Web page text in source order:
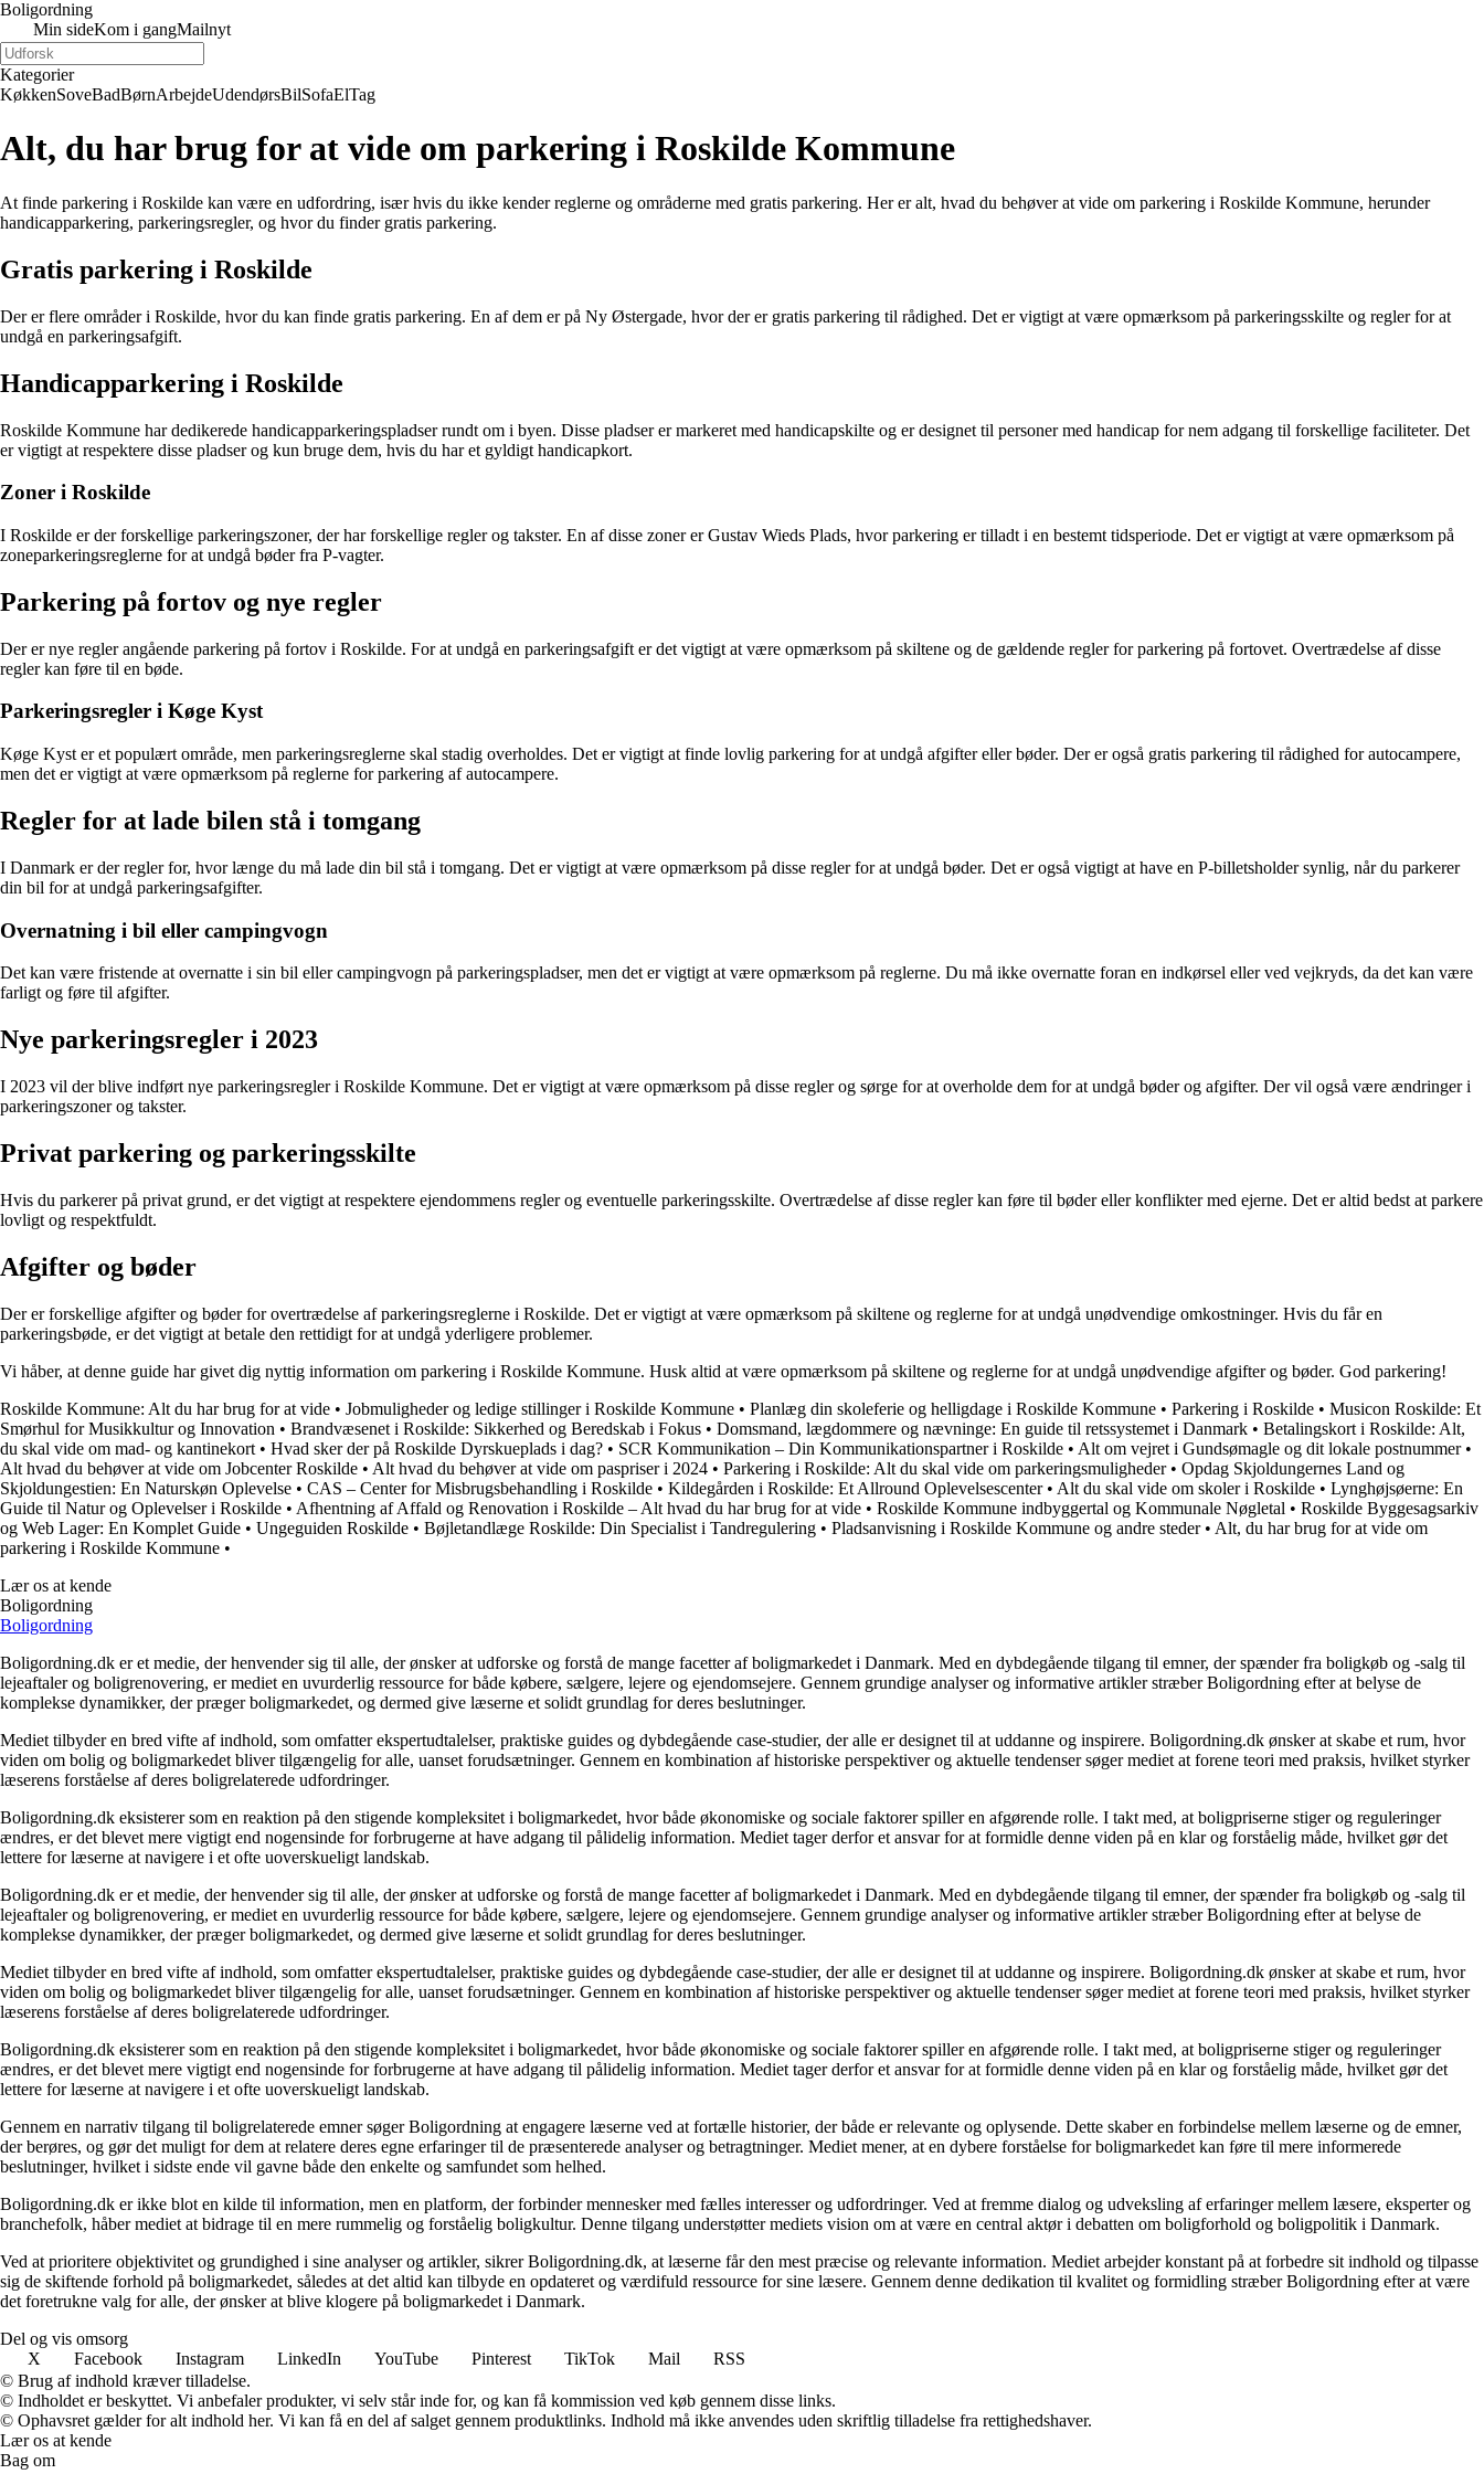
Boligordning
Min sideKom i gangMailnyt
Kategorier
KøkkenSoveBadBørnArbejdeUdendørsBilSofaElTag
Alt, du har brug for at vide om parkering i Roskilde Kommune
At finde parkering i Roskilde kan være en udfordring, især hvis du ikke kender reglerne og områderne med gratis parkering. Her er alt, hvad du behøver at vide om parkering i Roskilde Kommune, herunder
handicapparkering, parkeringsregler, og hvor du finder gratis parkering.
Gratis parkering i Roskilde
Der er flere områder i Roskilde, hvor du kan finde gratis parkering. En af dem er på Ny Østergade, hvor der er gratis parkering til rådighed. Det er vigtigt at være opmærksom på parkeringsskilte og regler for at
undgå en parkeringsafgift.
Handicapparkering i Roskilde
Roskilde Kommune har dedikerede handicapparkeringspladser rundt om i byen. Disse pladser er markeret med handicapskilte og er designet til personer med handicap for nem adgang til forskellige faciliteter. Det
er vigtigt at respektere disse pladser og kun bruge dem, hvis du har et gyldigt handicapkort.
Zoner i Roskilde
I Roskilde er der forskellige parkeringszoner, der har forskellige regler og takster. En af disse zoner er Gustav Wieds Plads, hvor parkering er tilladt i en bestemt tidsperiode. Det er vigtigt at være opmærksom på
zoneparkeringsreglerne for at undgå bøder fra P-vagter.
Parkering på fortov og nye regler
Der er nye regler angående parkering på fortov i Roskilde. For at undgå en parkeringsafgift er det vigtigt at være opmærksom på skiltene og de gældende regler for parkering på fortovet. Overtrædelse af disse
regler kan føre til en bøde.
Parkeringsregler i Køge Kyst
Køge Kyst er et populært område, men parkeringsreglerne skal stadig overholdes. Det er vigtigt at finde lovlig parkering for at undgå afgifter eller bøder. Der er også gratis parkering til rådighed for autocampere,
men det er vigtigt at være opmærksom på reglerne for parkering af autocampere.
Regler for at lade bilen stå i tomgang
I Danmark er der regler for, hvor længe du må lade din bil stå i tomgang. Det er vigtigt at være opmærksom på disse regler for at undgå bøder. Det er også vigtigt at have en P-billetsholder synlig, når du parkerer
din bil for at undgå parkeringsafgifter.
Overnatning i bil eller campingvogn
Det kan være fristende at overnatte i sin bil eller campingvogn på parkeringspladser, men det er vigtigt at være opmærksom på reglerne. Du må ikke overnatte foran en indkørsel eller ved vejkryds, da det kan være
farligt og føre til afgifter.
Nye parkeringsregler i 2023
I 2023 vil der blive indført nye parkeringsregler i Roskilde Kommune. Det er vigtigt at være opmærksom på disse regler og sørge for at overholde dem for at undgå bøder og afgifter. Der vil også være ændringer i
parkeringszoner og takster.
Privat parkering og parkeringsskilte
Hvis du parkerer på privat grund, er det vigtigt at respektere ejendommens regler og eventuelle parkeringsskilte. Overtrædelse af disse regler kan føre til bøder eller konflikter med ejerne. Det er altid bedst at parkere
lovligt og respektfuldt.
Afgifter og bøder
Der er forskellige afgifter og bøder for overtrædelse af parkeringsreglerne i Roskilde. Det er vigtigt at være opmærksom på skiltene og reglerne for at undgå unødvendige omkostninger. Hvis du får en
parkeringsbøde, er det vigtigt at betale den rettidigt for at undgå yderligere problemer.
Vi håber, at denne guide har givet dig nyttig information om parkering i Roskilde Kommune. Husk altid at være opmærksom på skiltene og reglerne for at undgå unødvendige afgifter og bøder. God parkering!
Roskilde Kommune: Alt du har brug for at vide • Jobmuligheder og ledige stillinger i Roskilde Kommune • Planlæg din skoleferie og helligdage i Roskilde Kommune • Parkering i Roskilde • Musicon Roskilde: Et
Smørhul for Musikkultur og Innovation • Brandvæsenet i Roskilde: Sikkerhed og Beredskab i Fokus • Domsmand, lægdommere og nævninge: En guide til retssystemet i Danmark • Betalingskort i Roskilde: Alt,
du skal vide om mad- og kantinekort • Hvad sker der på Roskilde Dyrskueplads i dag? • SCR Kommunikation – Din Kommunikationspartner i Roskilde • Alt om vejret i Gundsømagle og dit lokale postnummer•
Alt hvad du behøver at vide om Jobcenter Roskilde • Alt hvad du behøver at vide om paspriser i 2024 • Parkering i Roskilde: Alt du skal vide om parkeringsmuligheder• Opdag Skjoldungernes Land og
Skjoldungestien: En Naturskøn Oplevelse • CAS – Center for Misbrugsbehandling i Roskilde • Kildegården i Roskilde: Et Allround Oplevelsescenter• Alt du skal vide om skoler i Roskilde • Lynghøjsøerne: En
Guide til Natur og Oplevelser i Roskilde • Afhentning af Affald og Renovation i Roskilde – Alt hvad du har brug for at vide • Roskilde Kommune indbyggertal og Kommunale Nøgletal • Roskilde Byggesagsarkiv
og Web Lager: En Komplet Guide • Ungeguiden Roskilde • Bøjletandlæge Roskilde: Din Specialist i Tandregulering • Pladsanvisning i Roskilde Kommune og andre steder• Alt, du har brug for at vide om
parkering i Roskilde Kommune •
Lær os at kende
Boligordning
Boligordning
Boligordning.dk er et medie, der henvender sig til alle, der ønsker at udforske og forstå de mange facetter af boligmarkedet i Danmark. Med en dybdegående tilgang til emner, der spænder fra boligkøb og -salg til
lejeaftaler og boligrenovering, er mediet en uvurderlig ressource for både købere, sælgere, lejere og ejendomsejere. Gennem grundige analyser og informative artikler stræber Boligordning efter at belyse de
komplekse dynamikker, der præger boligmarkedet, og dermed give læserne et solidt grundlag for deres beslutninger.
Mediet tilbyder en bred vifte af indhold, som omfatter ekspertudtalelser, praktiske guides og dybdegående case-studier, der alle er designet til at uddanne og inspirere. Boligordning.dk ønsker at skabe et rum, hvor
viden om bolig og boligmarkedet bliver tilgængelig for alle, uanset forudsætninger. Gennem en kombination af historiske perspektiver og aktuelle tendenser søger mediet at forene teori med praksis, hvilket styrker
læserens forståelse af deres boligrelaterede udfordringer.
Boligordning.dk eksisterer som en reaktion på den stigende kompleksitet i boligmarkedet, hvor både økonomiske og sociale faktorer spiller en afgørende rolle. I takt med, at boligpriserne stiger og reguleringer
ændres, er det blevet mere vigtigt end nogensinde for forbrugerne at have adgang til pålidelig information. Mediet tager derfor et ansvar for at formidle denne viden på en klar og forståelig måde, hvilket gør det
lettere for læserne at navigere i et ofte uoverskueligt landskab.
Boligordning.dk er et medie, der henvender sig til alle, der ønsker at udforske og forstå de mange facetter af boligmarkedet i Danmark. Med en dybdegående tilgang til emner, der spænder fra boligkøb og -salg til
lejeaftaler og boligrenovering, er mediet en uvurderlig ressource for både købere, sælgere, lejere og ejendomsejere. Gennem grundige analyser og informative artikler stræber Boligordning efter at belyse de
komplekse dynamikker, der præger boligmarkedet, og dermed give læserne et solidt grundlag for deres beslutninger.
Mediet tilbyder en bred vifte af indhold, som omfatter ekspertudtalelser, praktiske guides og dybdegående case-studier, der alle er designet til at uddanne og inspirere. Boligordning.dk ønsker at skabe et rum, hvor
viden om bolig og boligmarkedet bliver tilgængelig for alle, uanset forudsætninger. Gennem en kombination af historiske perspektiver og aktuelle tendenser søger mediet at forene teori med praksis, hvilket styrker
læserens forståelse af deres boligrelaterede udfordringer.
Boligordning.dk eksisterer som en reaktion på den stigende kompleksitet i boligmarkedet, hvor både økonomiske og sociale faktorer spiller en afgørende rolle. I takt med, at boligpriserne stiger og reguleringer
ændres, er det blevet mere vigtigt end nogensinde for forbrugerne at have adgang til pålidelig information. Mediet tager derfor et ansvar for at formidle denne viden på en klar og forståelig måde, hvilket gør det
lettere for læserne at navigere i et ofte uoverskueligt landskab.
Gennem en narrativ tilgang til boligrelaterede emner søger Boligordning at engagere læserne ved at fortælle historier, der både er relevante og oplysende. Dette skaber en forbindelse mellem læserne og de emner,
der berøres, og gør det muligt for dem at relatere deres egne erfaringer til de præsenterede analyser og betragtninger. Mediet mener, at en dybere forståelse for boligmarkedet kan føre til mere informerede
beslutninger, hvilket i sidste ende vil gavne både den enkelte og samfundet som helhed.
Boligordning.dk er ikke blot en kilde til information, men en platform, der forbinder mennesker med fælles interesser og udfordringer. Ved at fremme dialog og udveksling af erfaringer mellem læsere, eksperter og
branchefolk, håber mediet at bidrage til en mere rummelig og forståelig boligkultur. Denne tilgang understøtter mediets vision om at være en central aktør i debatten om boligforhold og boligpolitik i Danmark.
Ved at prioritere objektivitet og grundighed i sine analyser og artikler, sikrer Boligordning.dk, at læserne får den mest præcise og relevante information. Mediet arbejder konstant på at forbedre sit indhold og tilpasse
sig de skiftende forhold på boligmarkedet, således at det altid kan tilbyde en opdateret og værdifuld ressource for sine læsere. Gennem denne dedikation til kvalitet og formidling stræber Boligordning efter at være
det foretrukne valg for alle, der ønsker at blive klogere på boligmarkedet i Danmark.
Del og vis omsorg
X
Facebook Instagram LinkedIn YouTube Pinterest TikTok Mail
RSS
© Brug af indhold kræver tilladelse.
© Indholdet er beskyttet. Vi anbefaler produkter, vi selv står inde for, og kan få kommission ved køb gennem disse links.
© Ophavsret gælder for alt indhold her. Vi kan få en del af salget gennem produktlinks. Indhold må ikke anvendes uden skriftlig tilladelse fra rettighedshaver.
Lær os at kende
Bag om